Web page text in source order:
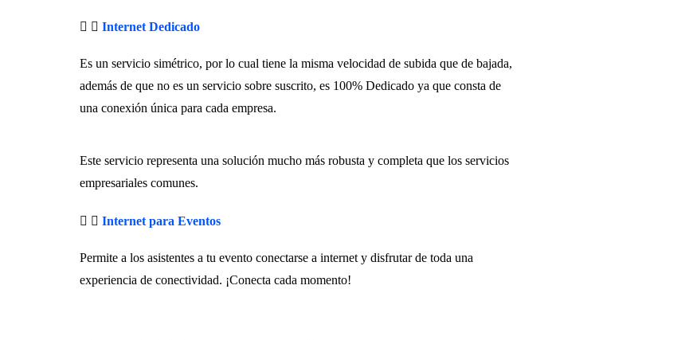
Internet Dedicado
Es un servicio simétrico, por lo cual tiene la misma velocidad de subida que de bajada,
además de que no es un servicio sobre suscrito, es 100% Dedicado ya que consta de
una conexión única para cada empresa.
Este servicio representa una solución mucho más robusta y completa que los servicios
empresariales comunes.
Internet para Eventos
Permite a los asistentes a tu evento conectarse a internet y disfrutar de toda una
experiencia de conectividad. ¡Conecta cada momento!